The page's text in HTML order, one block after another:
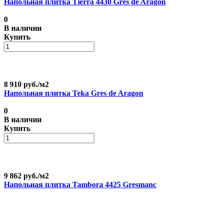
0
В наличии
Купить
8 910 руб./м2
Напольная плитка Teka Gres de Aragon
0
В наличии
Купить
9 862 руб./м2
Напольная плитка Tambora 4425 Gresmanc